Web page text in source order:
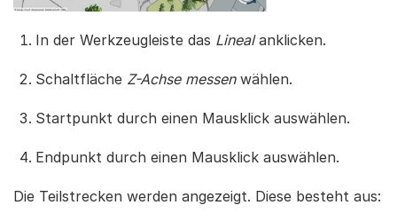
In der Werkzeugleiste das Linealanklicken.
Schaltfläche Z-Achse messenwählen.
Startpunkt durch einen Mausklick auswählen.
Endpunkt durch einen Mausklick auswählen.
Die Teilstrecken werden angezeigt. Diese besteht aus: